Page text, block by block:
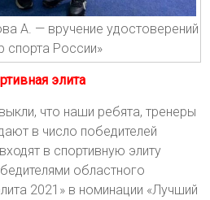
А. — вручение удостоверений
спорта России»
элита
что наши ребята, тренеры
в число победителей
в спортивную элиту
областного
2021» в номинации «Лучший